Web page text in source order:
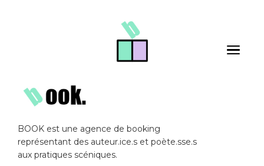
Toggle
BOOK est une agence de booking
représentant des auteur.ice.s et poète.sse.s
aux pratiques scéniques.